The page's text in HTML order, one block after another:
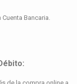
Bancaria.